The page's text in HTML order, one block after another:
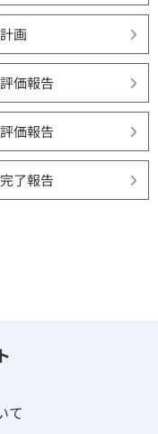
画
価報告
価報告
了報告
て